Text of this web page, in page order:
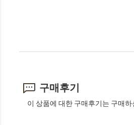
구매후기
이 상품에 대한 구매후기는 구매하